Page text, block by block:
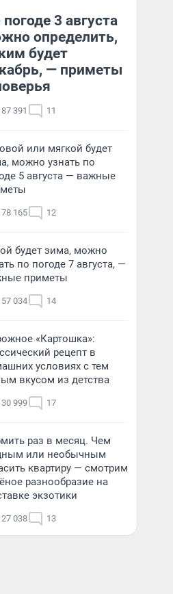
3 августа
определить,
будет
— приметы
87 391 11
или мягкой будет
можно узнать по
5 августа — важные
78 165 12
будет зима, можно
по погоде 7 августа, —
приметы
57 034 14
«Картошка»:
рецепт в
условиях с тем
вкусом из детства
30 999 17
раз в месяц. Чем
или необычным
квартиру — смотрим
разнообразие на
экзотики
27 038 13